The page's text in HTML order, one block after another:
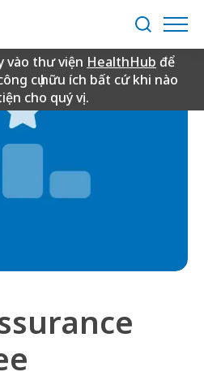
Tìm
kiếm
vào thư viện HealthHub để
cụ hữu ích bất cứ khi nào
cho quý vị.